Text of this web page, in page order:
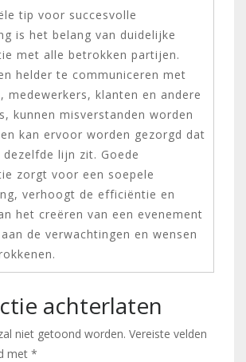
tip voor succesvolle
is het belang van duidelijke
met alle betrokken partijen.
helder te communiceren met
medewerkers, klanten en andere
kunnen misverstanden worden
kan ervoor worden gezorgd dat
lijn zit. Goede
zorgt voor een soepele
verhoogt de efficiëntie en
het creëren van een evenement
de verwachtingen en wensen
achterlaten
niet getoond worden. Vereiste velden
met *